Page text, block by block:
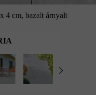
4 cm, bazalt árnyalt